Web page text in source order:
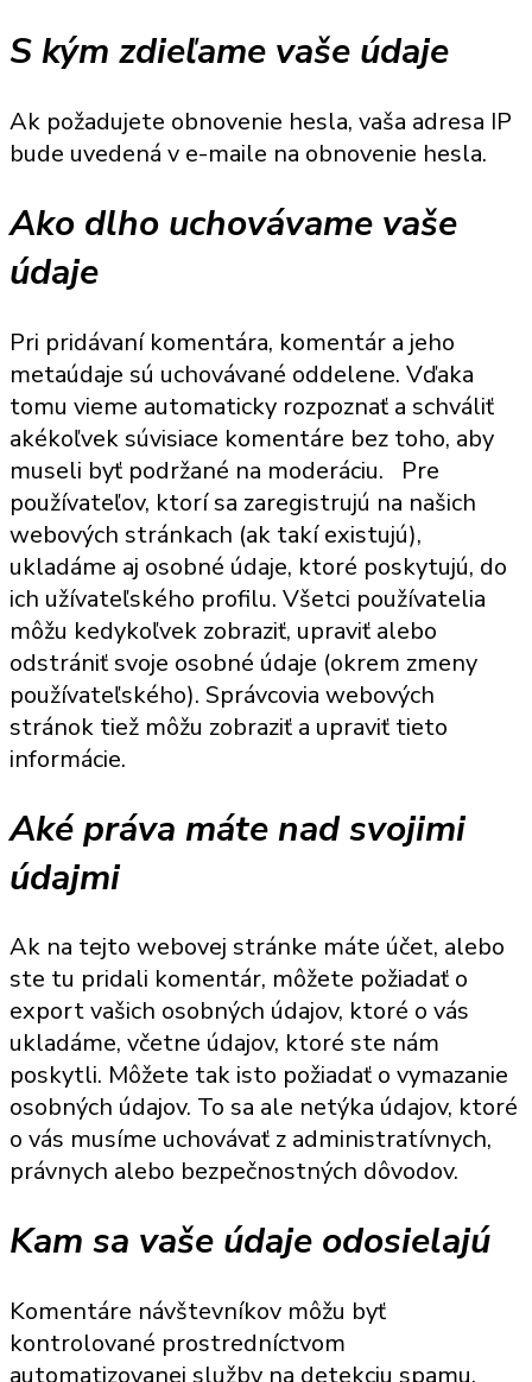
S kým zdieľame vaše údaje
Ak požadujete obnovenie hesla, vaša adresa IP
bude uvedená v e-maile na obnovenie hesla.
Ako dlho uchovávame vaše
údaje
Pri pridávaní komentára, komentár a jeho
metaúdaje sú uchovávané oddelene. Vďaka
tomu vieme automaticky rozpoznať a schváliť
akékoľvek súvisiace komentáre bez toho, aby
museli byť podržané na moderáciu. Pre
používateľov, ktorí sa zaregistrujú na našich
webových stránkach (ak takí existujú),
ukladáme aj osobné údaje, ktoré poskytujú, do
ich užívateľského profilu. Všetci používatelia
môžu kedykoľvek zobraziť, upraviť alebo
odstrániť svoje osobné údaje (okrem zmeny
používateľského). Správcovia webových
stránok tiež môžu zobraziť a upraviť tieto
informácie.
Aké práva máte nad svojimi
údajmi
Ak na tejto webovej stránke máte účet, alebo
ste tu pridali komentár, môžete požiadať o
export vašich osobných údajov, ktoré o vás
ukladáme, včetne údajov, ktoré ste nám
poskytli. Môžete tak isto požiadať o vymazanie
osobných údajov. To sa ale netýka údajov, ktoré
o vás musíme uchovávať z administratívnych,
právnych alebo bezpečnostných dôvodov.
Kam sa vaše údaje odosielajú
Komentáre návštevníkov môžu byť
kontrolované prostredníctvom